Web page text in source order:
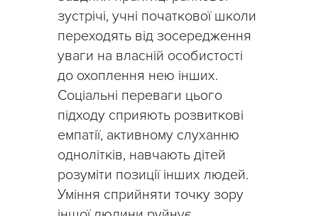
зустрічі, учні початкової школи
переходять від зосередження
уваги на власній особистості
до охоплення нею інших.
Соціальні переваги цього
підходу сприяють розвиткові
емпатії, активному слуханню
однолітків, навчають дітей
розуміти позиції інших людей.
Уміння сприйняти точку зору